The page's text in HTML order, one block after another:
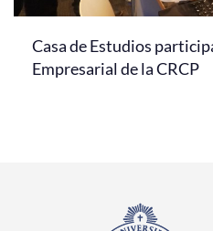
Casa de Estudios
Empresarial de la CRCP